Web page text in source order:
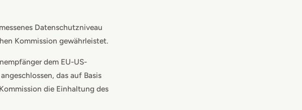
Datenschutzniveau
Kommission gewährleistet.
dem EU-US-
das auf Basis
die Einhaltung des